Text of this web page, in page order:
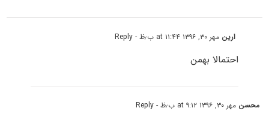
ارین مهر ۳۰, ۱۳۹۶ at ۱۱:۴۴ ب٫ظ - Reply
احتمالا بهمن
محسن مهر ۳۰, ۱۳۹۶ at ۹:۱۲ ب٫ظ - Reply